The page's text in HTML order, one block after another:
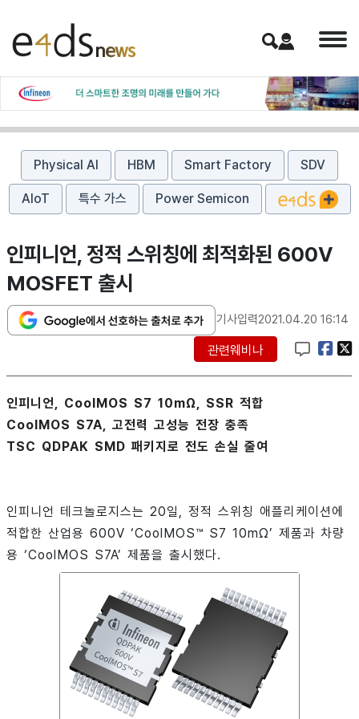
Physical AI HBM Smart Factory SDV
AIoT 특수 가스 Power Semicon
인피니언, 정적 스위칭에 최적화된 600V
MOSFET 출시
기사입력2021.04.20 16:14
관련웨비나
인피니언, CoolMOS S7 10mΩ, SSR 적합
CoolMOS S7A, 고전력 고성능 전장 충족
TSC QDPAK SMD 패키지로 전도 손실 줄여
인피니언 테크놀로지스는 20일, 정적 스위칭 애플리케이션에
적합한 산업용 600V ‘CoolMOS™ S7 10mΩ’ 제품과 차량
용 ‘CoolMOS S7A’ 제품을 출시했다.